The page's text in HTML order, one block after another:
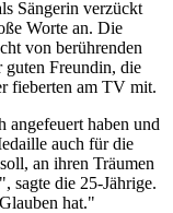
Sängerin verzückt
Worte an. Die
von berührenden
Freundin, die
fieberten am TV mit.
angefeuert haben und
auch für die
an ihren Träumen
sagte die 25-Jährige.
hat."